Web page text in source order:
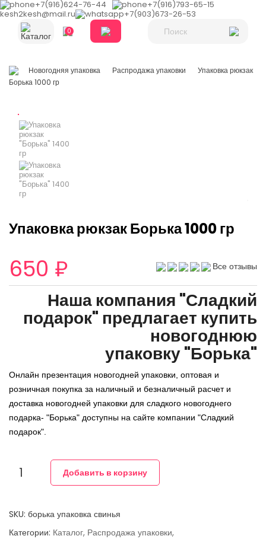
+7(916)624-76-44
+7(916)793-65-15
kesh2kesh@mail.ru
+7(903)673-26-53
Каталог 0
Новогодняя упаковка Распродажа упаковки
Упаковка рюкзак
Борька 1000 гр
Упаковка рюкзак Борька 1000 гр
650 ₽ Все отзывы
Наша компания "Сладкий
подарок" предлагает купить
новогоднюю
упаковку "Борька"
Онлайн презентация новогодней упаковки, оптовая и
розничная покупка за наличный и безналичный расчет и
доставка новогодней упаковки для сладкого новогоднего
подарка- "Борька" доступны на сайте компании "Сладкий
подарок".
Добавить в корзину
SKU: борька упаковка свинья
Категории: Каталог, Распродажа упаковки,